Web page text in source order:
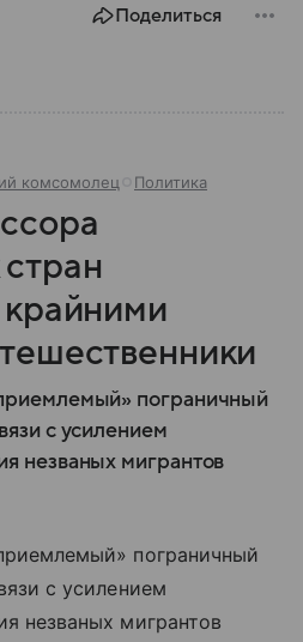
Поделиться
комсомолец Политика
крайними
пограничный
с усилением
незваных мигрантов
пограничный
с усилением
незваных мигрантов